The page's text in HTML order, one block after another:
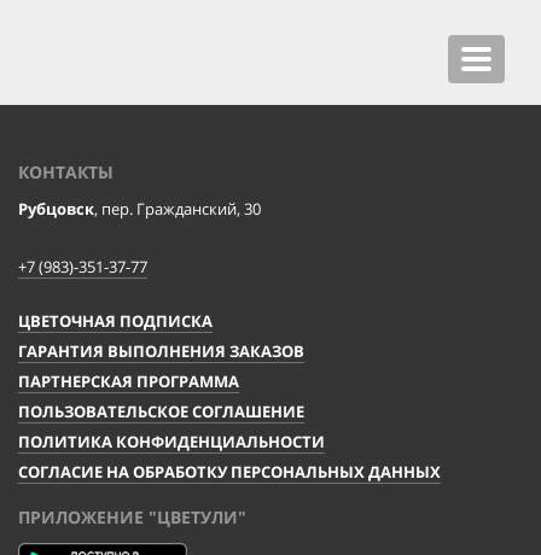
Toggle
КОНТАКТЫ
Рубцовск, пер. Гражданский, 30
+7 (983)-351-37-77
ЦВЕТОЧНАЯ ПОДПИСКА
ГАРАНТИЯ ВЫПОЛНЕНИЯ ЗАКАЗОВ
ПАРТНЕРСКАЯ ПРОГРАММА
ПОЛЬЗОВАТЕЛЬСКОЕ СОГЛАШЕНИЕ
ПОЛИТИКА КОНФИДЕНЦИАЛЬНОСТИ
СОГЛАСИЕ НА ОБРАБОТКУ ПЕРСОНАЛЬНЫХ ДАННЫХ
ПРИЛОЖЕНИЕ "ЦВЕТУЛИ"